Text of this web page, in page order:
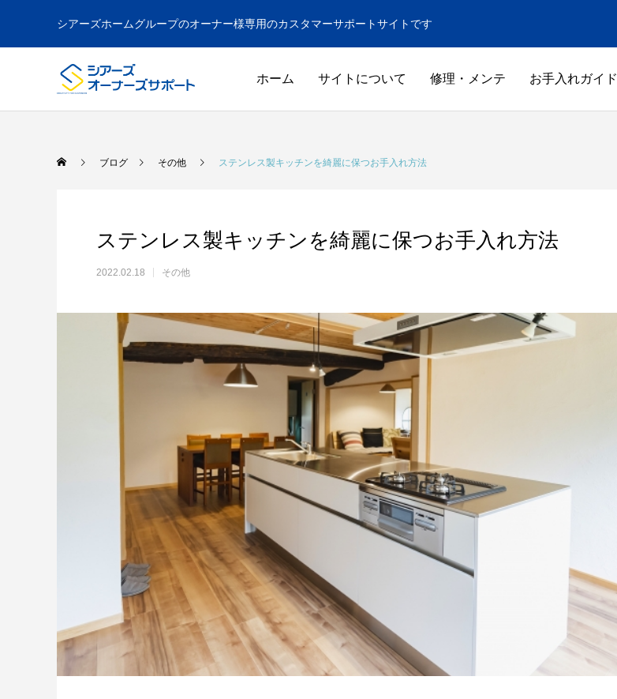
シアーズホームグループのオーナー様専用のカスタマーサポートサイトです
ホーム サイトについて 修理・メンテ お手入れガイド
ドア
GUIDE
窓
GUIDE
ブログ その他 ステンレス製キッチンを綺麗に保つお手入れ方法
ステンレス製キッチンを綺麗に保つお手入れ方法
2022.02.18 その他